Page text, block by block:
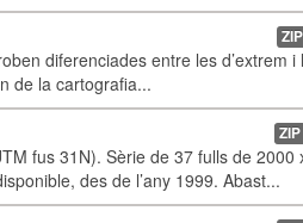
diferenciades entre les d’extrem i
de la cartografia...
ZIP
fus 31N). Sèrie de 37 fulls de 2000
des de l’any 1999. Abast...
ZIP